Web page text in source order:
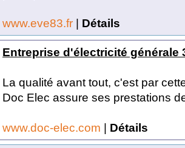
www.eve83.fr | Détails
Entreprise d'électricité générale
La qualité avant tout, c'est par
Doc Elec assure ses prestations
www.doc-elec.com | Détails